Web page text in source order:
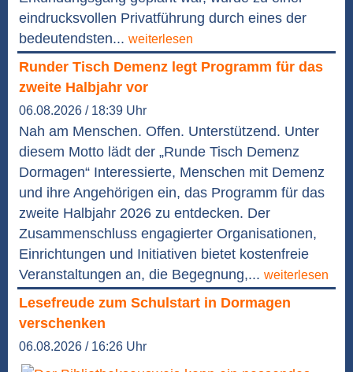
eindrucksvollen Privatführung durch eines der
bedeutendsten... weiterlesen
Runder Tisch Demenz legt Programm für das
zweite Halbjahr vor
06.08.2026 / 18:39 Uhr
Nah am Menschen. Offen. Unterstützend. Unter
diesem Motto lädt der „Runde Tisch Demenz
Dormagen“ Interessierte, Menschen mit Demenz
und ihre Angehörigen ein, das Programm für das
zweite Halbjahr 2026 zu entdecken. Der
Zusammenschluss engagierter Organisationen,
Einrichtungen und Initiativen bietet kostenfreie
Veranstaltungen an, die Begegnung,... weiterlesen
Lesefreude zum Schulstart in Dormagen
verschenken
06.08.2026 / 16:26 Uhr